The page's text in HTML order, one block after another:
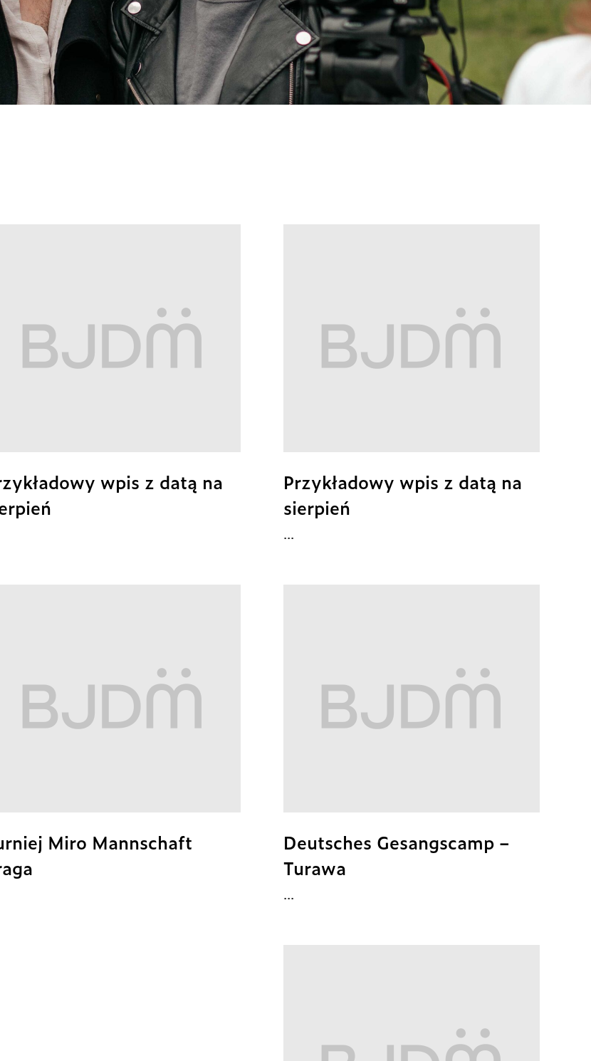
wpis z datą na
Przykładowy wpis z datą na
sierpień
...
Miro Mannschaft
Deutsches Gesangscamp –
Turawa
...